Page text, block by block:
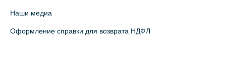
Наши медиа
Оформление справки для возврата НДФЛ